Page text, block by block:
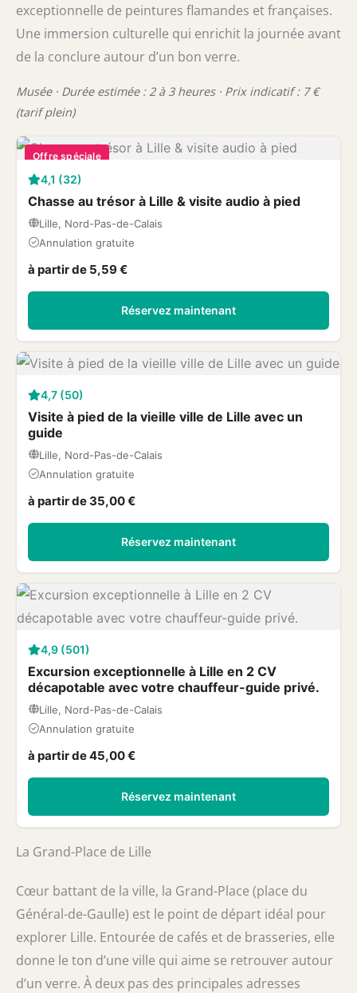
exceptionnelle de peintures flamandes et françaises.
Une immersion culturelle qui enrichit la journée avant
de la conclure autour d’un bon verre.
Musée · Durée estimée : 2 à 3 heures · Prix indicatif : 7 €
(tarif plein)
Offre spéciale
4,1 (32)
Chasse au trésor à Lille & visite audio à pied
Lille, Nord-Pas-de-Calais
Annulation gratuite
à partir de 5,59 €
Réservez maintenant
4,7 (50)
Visite à pied de la vieille ville de Lille avec un
guide
Lille, Nord-Pas-de-Calais
Annulation gratuite
à partir de 35,00 €
Réservez maintenant
4,9 (501)
Excursion exceptionnelle à Lille en 2 CV
décapotable avec votre chauffeur-guide privé.
Lille, Nord-Pas-de-Calais
Annulation gratuite
à partir de 45,00 €
Réservez maintenant
La Grand-Place de Lille
Cœur battant de la ville, la Grand-Place (place du
Général-de-Gaulle) est le point de départ idéal pour
explorer Lille. Entourée de cafés et de brasseries, elle
donne le ton d’une ville qui aime se retrouver autour
d’un verre. À deux pas des principales adresses